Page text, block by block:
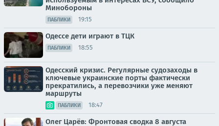
Минобороны
ПАБЛИКИ 19:15
Одессе дети играют в ТЦК
ПАБЛИКИ 18:55
Одесский кризис. Регулярные судозаходы в
ключевые украинские порты фактически
прекратились, а перевозчики уже меняют
маршруты
ПАБЛИКИ 18:47
Олег Царёв: Фронтовая сводка 8 августа